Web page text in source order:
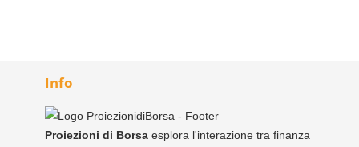
Info
Proiezioni di Borsa esplora l'interazione tra finanza